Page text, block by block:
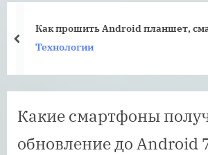
Как прошить Android планшет,
Технологии
prev
Какие смартфоны
обновление до Android